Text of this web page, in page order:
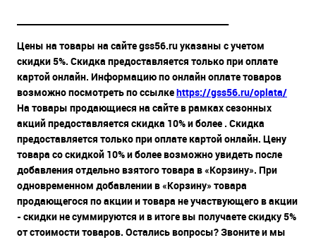
Цены на товары на сайте gss56.ru указаны с учетом
скидки 5%. Скидка предоставляется только при оплате
картой онлайн. Информацию по онлайн оплате товаров
возможно посмотреть по ссылкеhttps://gss56.ru/oplata/
На товары продающиеся на сайте в рамках сезонных
акций предоставляется скидка 10% и более . Скидка
предоставляется только при оплате картой онлайн. Цену
товара со скидкой 10% и более возможно увидеть после
добавления отдельно взятого товара в «Корзину». При
одновременном добавлении в «Корзину» товара
продающегося по акции и товара не участвующего в акции
- скидки не суммируются и в итоге вы получаете скидку 5%
от стоимости товаров. Остались вопросы? Звоните и мы